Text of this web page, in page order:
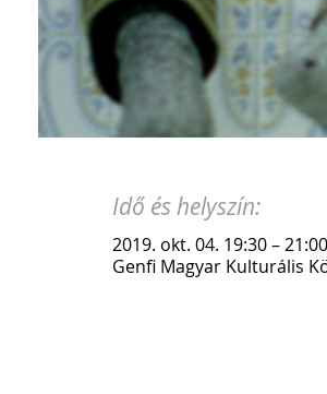
Idő és helyszín:
2019. okt. 04. 19:30 – 21:00
Genfi Magyar Kulturális